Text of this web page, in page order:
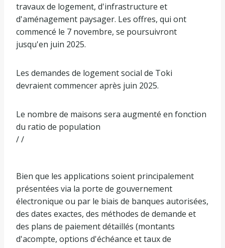
travaux de logement, d'infrastructure et
d'aménagement paysager. Les offres, qui ont
commencé le 7 novembre, se poursuivront
jusqu'en juin 2025.
Les demandes de logement social de Toki
devraient commencer après juin 2025.
Le nombre de maisons sera augmenté en fonction
du ratio de population
/ /
Bien que les applications soient principalement
présentées via la porte de gouvernement
électronique ou par le biais de banques autorisées,
des dates exactes, des méthodes de demande et
des plans de paiement détaillés (montants
d'acompte, options d'échéance et taux de